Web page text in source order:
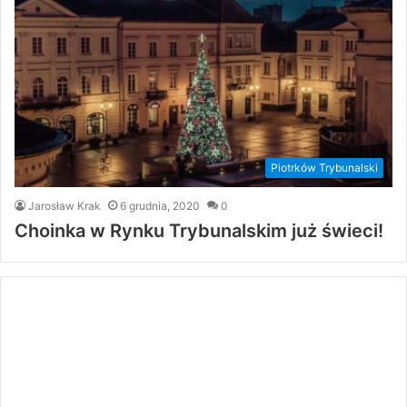
Piotrków Trybunalski
Jarosław Krak 6 grudnia, 2020 0
Choinka w Rynku Trybunalskim już świeci!